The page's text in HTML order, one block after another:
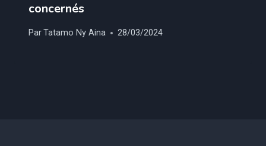
concernés
ParTatamo Ny Aina 28/03/2024